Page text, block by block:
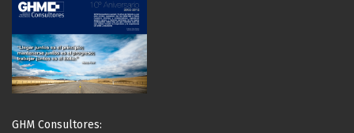
GHM Consultores: